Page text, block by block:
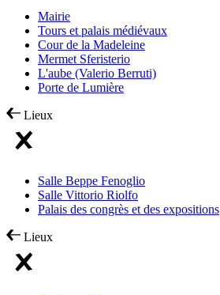
Mairie
Tours et palais médiévaux
Cour de la Madeleine
Mermet Sferisterio
L'aube (Valerio Berruti)
Porte de Lumière
Lieux
Salle Beppe Fenoglio
Salle Vittorio Riolfo
Palais des congrès et des expositions
Lieux